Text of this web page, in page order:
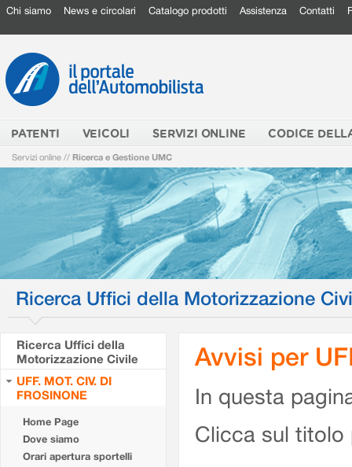
Chi siamo News e circolari Catalogo prodotti Assistenza Contatti
PATENTI VEICOLI SERVIZI ONLINE CODICE
Servizi online // Ricerca e Gestione UMC
Ricerca Uffici della Motorizzazione
Ricerca Uffici della
Motorizzazione Civile
UFF. MOT. CIV. DI
FROSINONE
Home Page
Dove siamo
Orari apertura sportelli
Avvisi per
In questa
Clicca sul titolo